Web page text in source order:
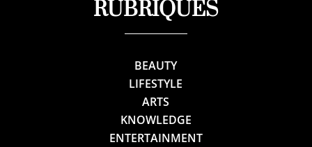
RUBRIQUES
BEAUTY
LIFESTYLE
ARTS
KNOWLEDGE
ENTERTAINMENT